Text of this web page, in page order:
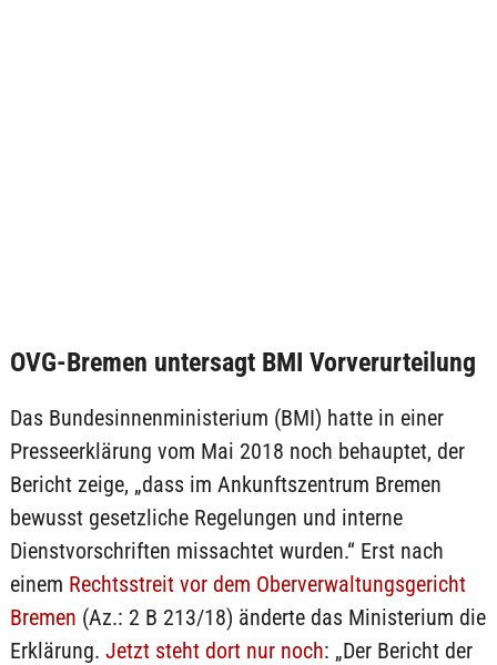
OVG-Bremen untersagt BMI Vorverurteilung
Das Bundesinnenministerium (BMI) hatte in einer
Presseerklärung vom Mai 2018 noch behauptet, der
Bericht zeige, „dass im Ankunftszentrum Bremen
bewusst gesetzliche Regelungen und interne
Dienstvorschriften missachtet wurden.“ Erst nach
einem Rechtsstreit vor dem Oberverwaltungsgericht
Bremen (Az.: 2 B 213/18) änderte das Ministerium die
Erklärung. Jetzt steht dort nur noch: „Der Bericht der